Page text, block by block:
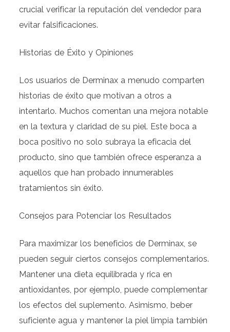
crucial verificar la reputación del vendedor para
evitar falsificaciones.
Historias de Éxito y Opiniones
Los usuarios de Derminax a menudo comparten
historias de éxito que motivan a otros a
intentarlo. Muchos comentan una mejora notable
en la textura y claridad de su piel. Este boca a
boca positivo no solo subraya la eficacia del
producto, sino que también ofrece esperanza a
aquellos que han probado innumerables
tratamientos sin éxito.
Consejos para Potenciar los Resultados
Para maximizar los beneficios de Derminax, se
pueden seguir ciertos consejos complementarios.
Mantener una dieta equilibrada y rica en
antioxidantes, por ejemplo, puede complementar
los efectos del suplemento. Asimismo, beber
suficiente agua y mantener la piel limpia también